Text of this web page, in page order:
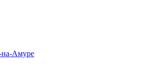
на-Амуре